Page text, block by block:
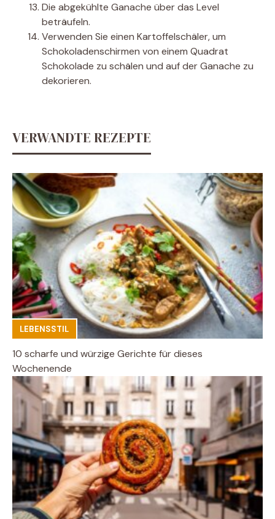
Die abgekühlte Ganache über das Level
beträufeln.
Verwenden Sie einen Kartoffelschäler, um
Schokoladenschirmen von einem Quadrat
Schokolade zu schälen und auf der Ganache zu
dekorieren.
VERWANDTE REZEPTE
LEBENSSTIL
10 scharfe und würzige Gerichte für dieses
Wochenende